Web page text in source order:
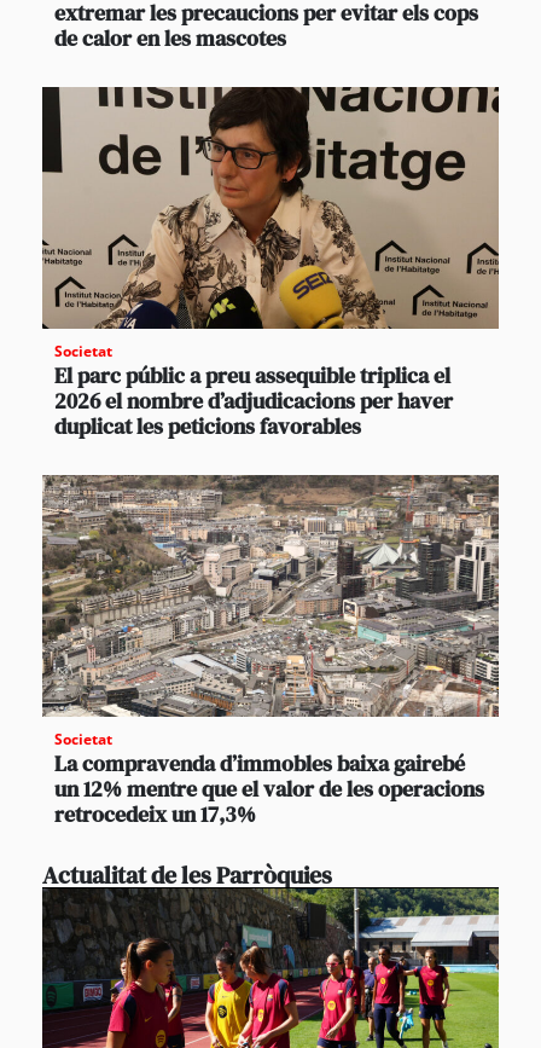
extremar les precaucions per evitar els cops
de calor en les mascotes
Societat
El parc públic a preu assequible triplica el
2026 el nombre d’adjudicacions per haver
duplicat les peticions favorables
Societat
La compravenda d’immobles baixa gairebé
un 12% mentre que el valor de les operacions
retrocedeix un 17,3%
Actualitat de les Parròquies